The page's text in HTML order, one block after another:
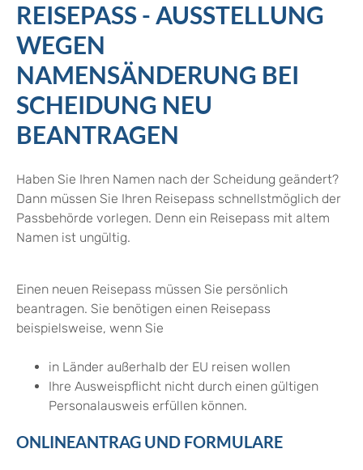
REISEPASS - AUSSTELLUNG
WEGEN
NAMENSÄNDERUNG BEI
SCHEIDUNG NEU
BEANTRAGEN
Haben Sie Ihren Namen nach der Scheidung geändert?
Dann müssen Sie Ihren Reisepass schnellstmöglich der
Passbehörde vorlegen. Denn ein Reisepass mit altem
Namen ist ungültig.
Einen neuen Reisepass müssen Sie persönlich
beantragen. Sie benötigen einen Reisepass
beispielsweise, wenn Sie
in Länder außerhalb der EU reisen wollen
Ihre Ausweispflicht nicht durch einen gültigen
Personalausweis erfüllen können.
ONLINEANTRAG UND FORMULARE